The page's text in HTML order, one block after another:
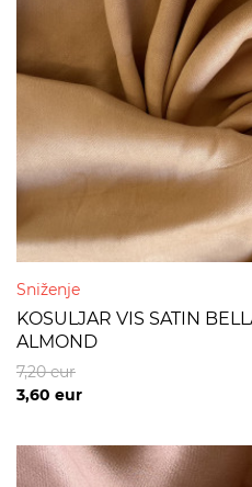
Sniženje
KOSULJAR VIS SATIN
ALMOND
3,60 eur
7,20eur